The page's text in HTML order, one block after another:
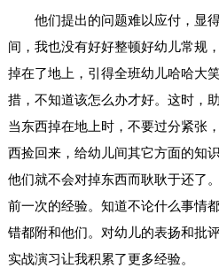
他们提出的问题难以应付，显
间，我也没有好好整顿好幼儿常规
掉在了地上，引得全班幼儿哈哈大
措，不知道该怎么办才好。这时，
当东西掉在地上时，不要过分紧张
西捡回来，给幼儿间其它方面的知
他们就不会对掉东西而耿耿于还了
前一次的经验。知道不论什么事情
错都附和他们。对幼儿的表扬和批
实战演习让我积累了更多经验。